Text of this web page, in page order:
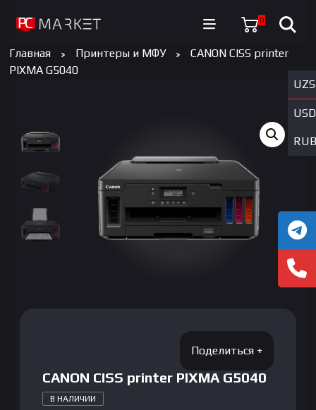
0
UZS
USD
RUB
Главная Принтеры и МФУ
CANON CISS printer
PIXMA G5040
CANON CISS printer PIXMA G5040
В НАЛИЧИИ